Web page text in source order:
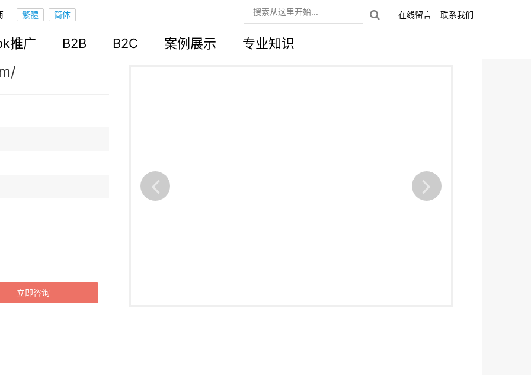
在线留言 联系我们
推广 B2B B2C 案例展示 专业知识
立即咨询